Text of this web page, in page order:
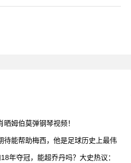
姆伯莫弹钢琴视频！
待能帮助梅西，他是足球历史上最伟
年夺冠，能超乔丹吗？大史热议：